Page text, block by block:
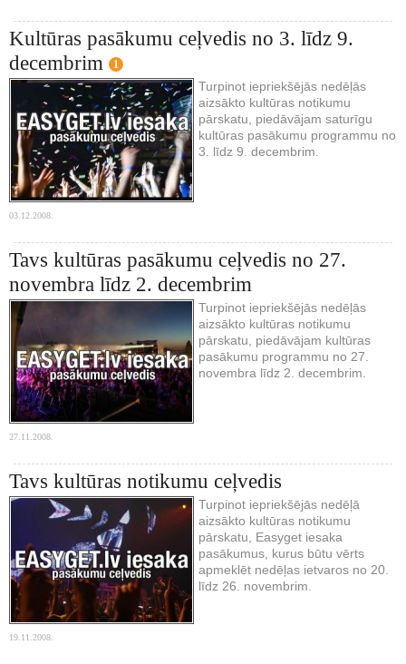
Kultūras pasākumu ceļvedis no 3. līdz 9.
decembrim
1
Turpinot iepriekšējās nedēļās
aizsākto kultūras notikumu
pārskatu, piedāvājam saturīgu
kultūras pasākumu programmu no
3. līdz 9. decembrim.
03.12.2008.
Tavs kultūras pasākumu ceļvedis no 27.
novembra līdz 2. decembrim
Turpinot iepriekšējās nedēļās
aizsākto kultūras notikumu
pārskatu, piedāvājam kultūras
pasākumu programmu no 27.
novembra līdz 2. decembrim.
27.11.2008.
Tavs kultūras notikumu ceļvedis
Turpinot iepriekšējās nedēļā
aizsākto kultūras notikumu
pārskatu, Easyget iesaka
pasākumus, kurus būtu vērts
apmeklēt nedēļas ietvaros no 20.
līdz 26. novembrim.
19.11.2008.